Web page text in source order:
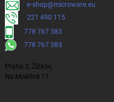
e-shop@microware.eu
221 490 115
778 767 383
778 767 383
Praha 3, Žižkov,
Na Mokřině 17